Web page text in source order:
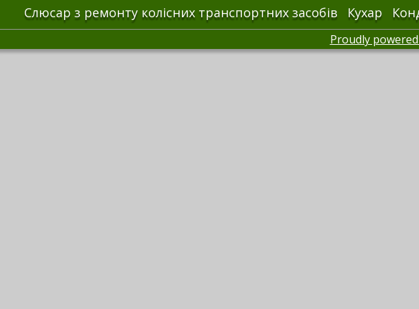
Слюсар з ремонту колісних транспортних засобів
Кухар
Proudly